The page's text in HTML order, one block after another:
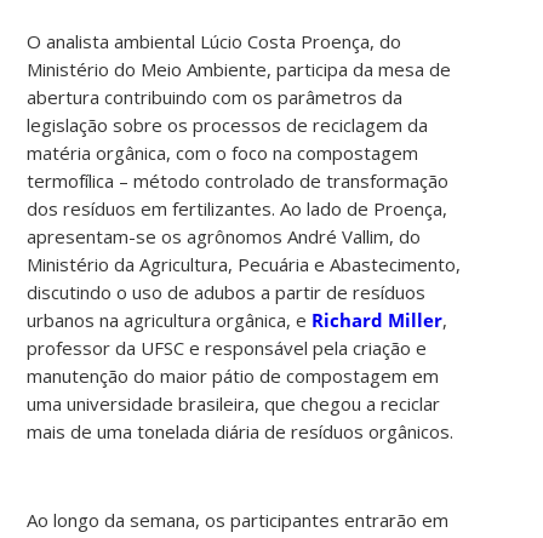
O analista ambiental Lúcio Costa Proença, do
Ministério do Meio Ambiente, participa da mesa de
abertura contribuindo com os parâmetros da
legislação sobre os processos de reciclagem da
matéria orgânica, com o foco na compostagem
termofílica – método controlado de transformação
dos resíduos em fertilizantes. Ao lado de Proença,
apresentam-se os agrônomos André Vallim, do
Ministério da Agricultura, Pecuária e Abastecimento,
discutindo o uso de adubos a partir de resíduos
urbanos na agricultura orgânica, e Richard Miller,
professor da UFSC e responsável pela criação e
manutenção do maior pátio de compostagem em
uma universidade brasileira, que chegou a reciclar
mais de uma tonelada diária de resíduos orgânicos.
Ao longo da semana, os participantes entrarão em